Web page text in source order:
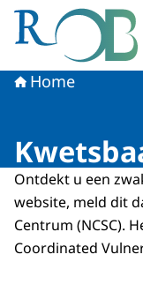
Naar de
Home
Ontdekt u een
website, meld dit
Centrum (NCSC).
Coordinated